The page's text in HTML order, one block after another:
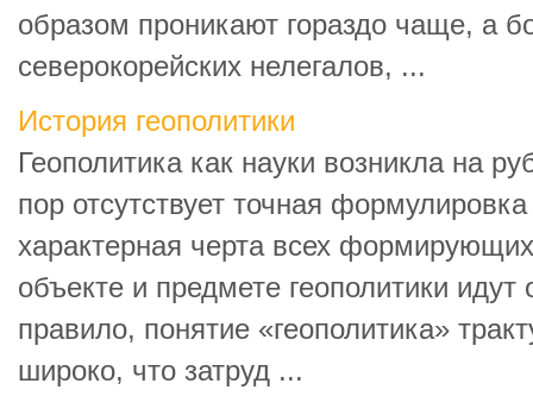
образом проникают гораздо чаще, а
северокорейских нелегалов, ...
История геополитики
Геополитика как науки возникла на
пор отсутствует точная
характерная черта всех
объекте и предмете геополитики идут
правило, понятие «геополитика»
широко, что затруд ...